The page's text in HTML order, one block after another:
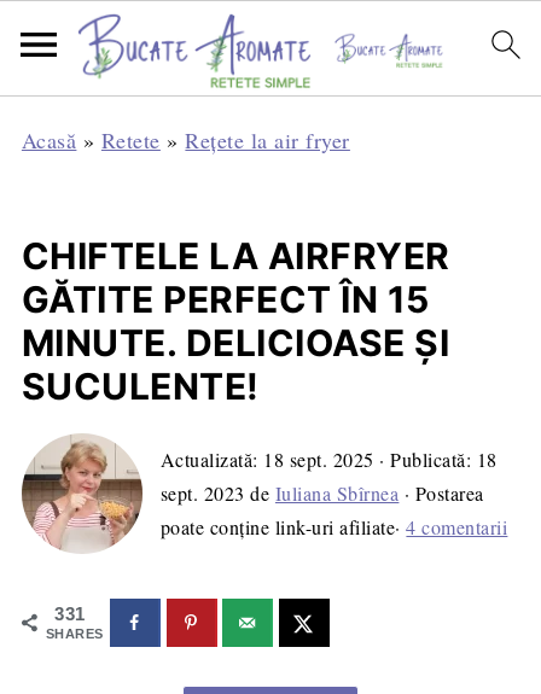
Acasă » Retete »Rețete la air fryer
CHIFTELE LA AIRFRYER
GĂTITE PERFECT ÎN 15
MINUTE. DELICIOASE ȘI
SUCULENTE!
Actualizată: 18 sept. 2025 · Publicată: 18
sept. 2023 de Iuliana Sbîrnea · Postarea
poate conține link-uri afiliate·4 comentarii
331
SHARES